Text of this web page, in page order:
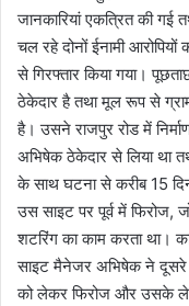
जानकारियां एकत्रित की गई
चल रहे दोनों ईनामी
से गिरफ्तार किया गया।
ठेकेदार है तथा मूल रूप से
है। उसने राजपुर रोड में
अभिषेक ठेकेदार से लिया था
के साथ घटना से करीब 15
उस साइट पर पूर्व में फिरोज,
शटरिंग का काम करता था।
साइट मैनेजर अभिषेक ने दूसरे
को लेकर फिरोज और उसके